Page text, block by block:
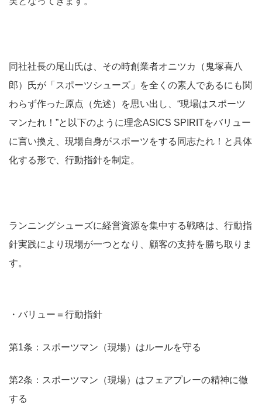
同社社長の尾山氏は、その時創業者オニツカ（鬼塚喜八
郎）氏が「スポーツシューズ」を全くの素人であるにも関
わらず作った原点（先述）を思い出し、“現場はスポーツ
マンたれ！”と以下のように理念ASICS SPIRITをバリュー
に言い換え、現場自身がスポーツをする同志たれ！と具体
化する形で、行動指針を制定。
ランニングシューズに経営資源を集中する戦略は、行動指
針実践により現場が一つとなり、顧客の支持を勝ち取りま
す。
・バリュー＝行動指針
第1条：スポーツマン（現場）はルールを守る
第2条：スポーツマン（現場）はフェアプレーの精神に徹
する